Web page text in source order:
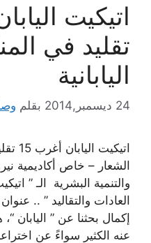
تقليد في
اليابانية
24 ديسمبر,2014 بقلم
الشعار – خاص أكاديمية
والتنمية البشرية الـ ”
العادات والتقاليد ” ..
إكمال بحثنا عن ” اليابان
عنه الكثير سواءً عن